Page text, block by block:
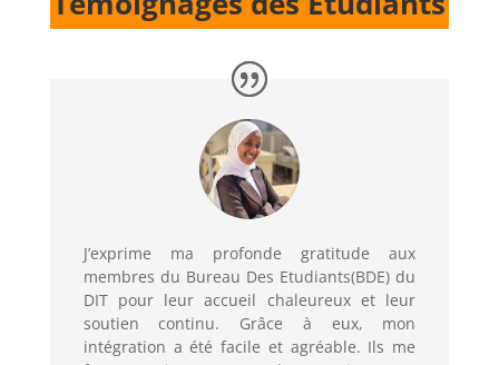
J’exprime ma profonde gratitude aux
membres du Bureau Des Etudiants(BDE) du
DIT pour leur accueil chaleureux et leur
soutien continu. Grâce à eux, mon
intégration a été facile et agréable. Ils me